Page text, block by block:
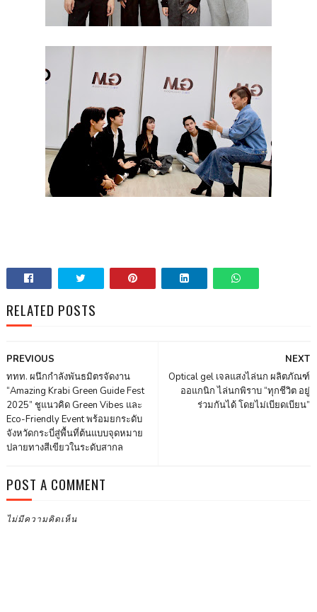
RELATED POSTS
NEXT
Optical gel เจลแสงไล่นก ผลิตภัณฑ์
ออแกนิก ไล่นกพิราบ “ทุกชีวิต อยู่
ร่วมกันได้ โดยไม่เบียดเบียน”
PREVIOUS
ททท. ผนึกกำลังพันธมิตรจัดงาน
“Amazing Krabi Green Guide Fest
2025” ชูแนวคิด Green Vibes และ
Eco-Friendly Event พร้อมยกระดับ
จังหวัดกระบี่สู่พื้นที่ต้นแบบจุดหมาย
ปลายทางสีเขียวในระดับสากล
POST A COMMENT
ไม่มีความคิดเห็น